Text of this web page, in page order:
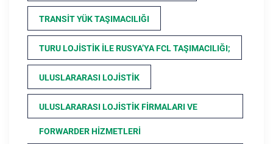
TRANSIT YÜK TAŞIMACILIĞI
TURU LOJISTIK ILE RUSYA’YA FCL TAŞIMACILIĞI;
ULUSLARARASI LOJISTIK
ULUSLARARASI LOJISTIK FIRMALARI VE
FORWARDER HIZMETLERI